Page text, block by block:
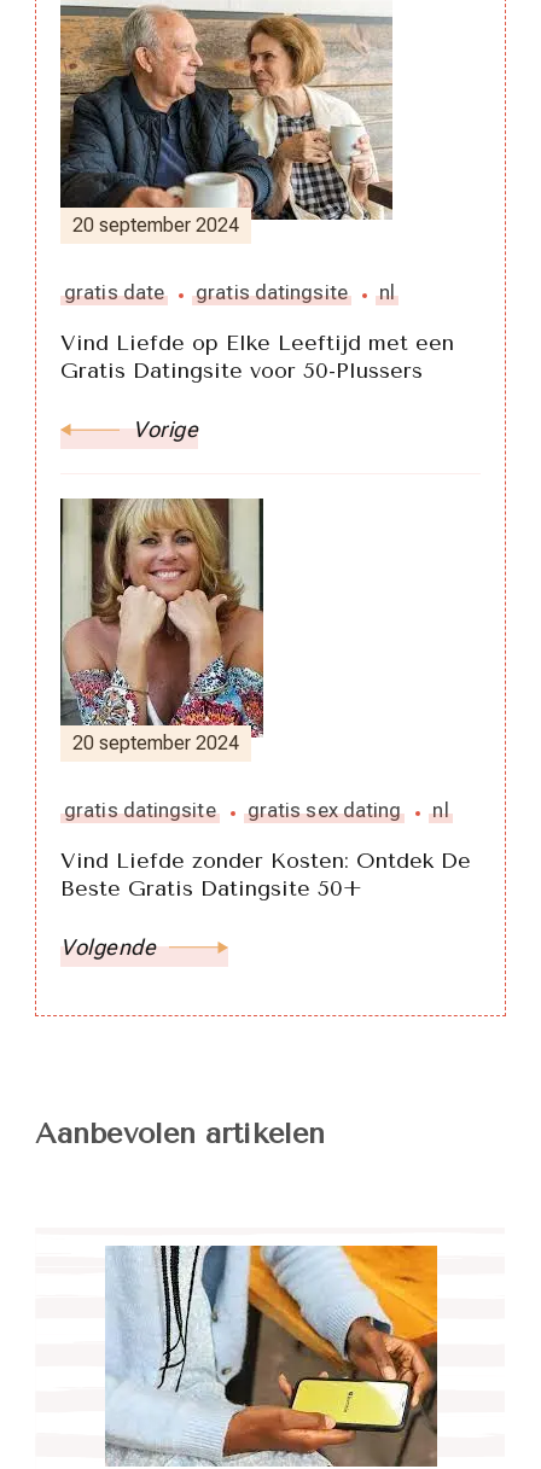
Berichtnavigatie
20 september 2024
gratis date gratis datingsite nl
Vind Liefde op Elke Leeftijd met een
Gratis Datingsite voor 50-Plussers
Vorige
20 september 2024
gratis datingsite gratis sex dating nl
Vind Liefde zonder Kosten: Ontdek De
Beste Gratis Datingsite 50+
Volgende
Aanbevolen artikelen